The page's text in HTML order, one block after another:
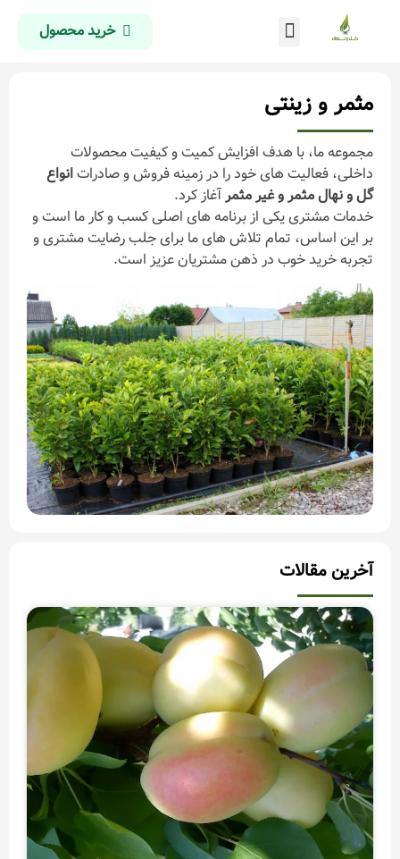
خرید محصول
مثمر و زینتی
مجموعه ما، با هدف افزایش کمیت و کیفیت محصولات
داخلی، فعالیت های خود را در زمینه فروش و صادراتانواع
گل و نهال مثمر و غیر مثمرآغاز کرد.
خدمات مشتری یکی از برنامه های اصلی کسب و کار ما است و
بر این اساس، تمام تلاش های ما برای جلب رضایت مشتری و
تجربه خرید خوب در ذهن مشتریان عزیز است.
آخرین مقالات